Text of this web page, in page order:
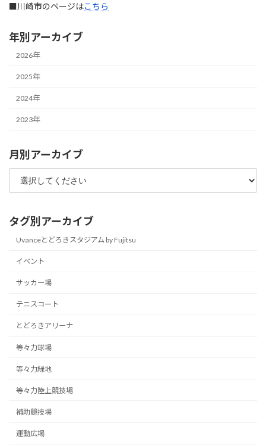
■川崎市のページはこちら
年別アーカイブ
2026年
2025年
2024年
2023年
月別アーカイブ
タグ別アーカイブ
Uvanceとどろきスタジアム by Fujitsu
イベント
サッカー場
テニスコート
とどろきアリーナ
等々力球場
等々力緑地
等々力陸上競技場
補助競技場
運動広場